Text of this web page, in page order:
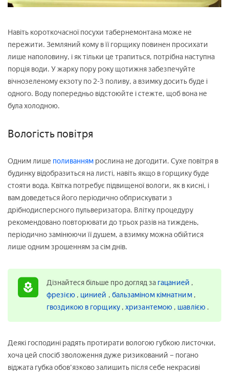
Навіть короткочасної посухи табернемонтана може не
пережити. Земляний кому в її горщику повинен просихати
лише наполовину, і як тільки це трапиться, потрібна наступна
порція води. У жарку пору року щотижня забезпечуйте
вічнозеленому екзоту по 2-3 поливу, а взимку досить буде і
одного. Воду попередньо відстоюйте і стежте, щоб вона не
була холодною.
Вологість повітря
Одним лише поливанням рослина не догодити. Сухе повітря в
будинку відобразиться на листі, навіть якщо в горщику буде
стояти вода. Квітка потребує підвищеної вологи, як в кисні, і
вам доведеться його періодично обприскувати з
дрібнодисперсного пульверизатора. Влітку процедуру
рекомендовано повторювати до трьох разів на тиждень,
періодично замінюючи її душем, а взимку можна обійтися
лише одним зрошенням за сім днів.
Дізнайтеся більше про догляд за гацанией ,
фрезією , цинией , бальзаміном кімнатним ,
гвоздикою в горщику , хризантемою , шавлією .
Деякі господині радять протирати вологою губкою листочки,
хоча цей спосіб зволоження дуже ризикований – погано
віджата губка обов'язково залишить після себе некрасиві